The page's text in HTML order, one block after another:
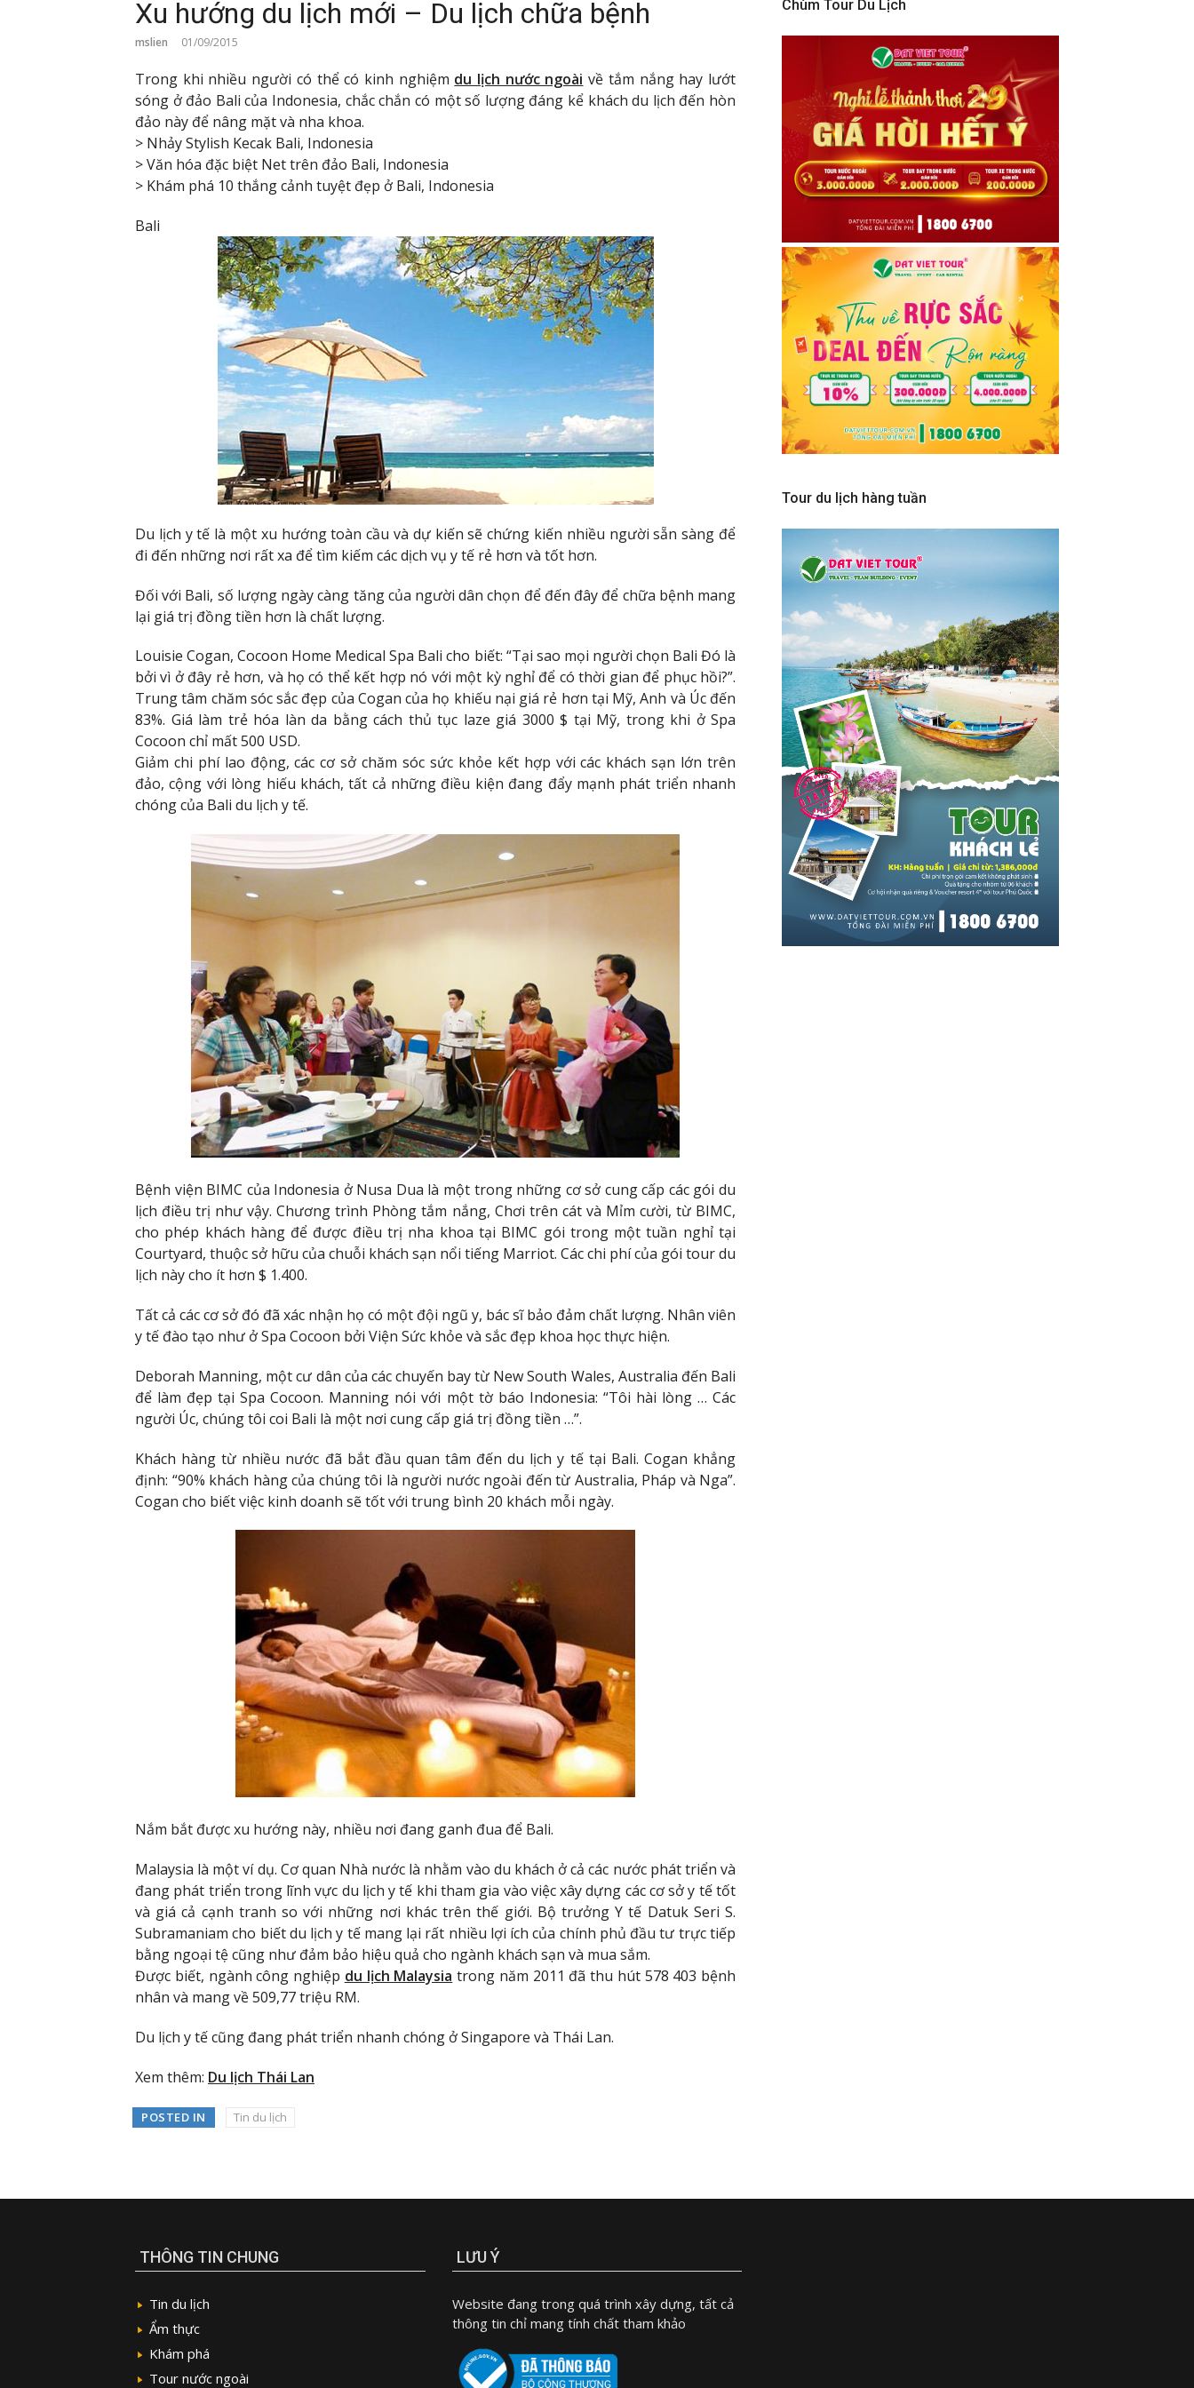
Xu hướng du lịch mới – Du lịch chữa bệnh
mslien 01/09/2015
Trong khi nhiều người có thể có kinh nghiệm du lịch nước ngoài về tắm nắng hay lướt
sóng ở đảo Bali của Indonesia, chắc chắn có một số lượng đáng kể khách du lịch đến hòn
đảo này để nâng mặt và nha khoa.
> Nhảy Stylish Kecak Bali, Indonesia
> Văn hóa đặc biệt Net trên đảo Bali, Indonesia
> Khám phá 10 thắng cảnh tuyệt đẹp ở Bali, Indonesia
Bali
Du lịch y tế là một xu hướng toàn cầu và dự kiến ​​sẽ chứng kiến ​​nhiều người sẵn sàng để
đi đến những nơi rất xa để tìm kiếm các dịch vụ y tế rẻ hơn và tốt hơn.
Đối với Bali, số lượng ngày càng tăng của người dân chọn để đến đây để chữa bệnh mang
lại giá trị đồng tiền hơn là chất lượng.
Louisie Cogan, Cocoon Home Medical Spa Bali cho biết: “Tại sao mọi người chọn Bali Đó là
bởi vì ở đây rẻ hơn, và họ có thể kết hợp nó với một kỳ nghỉ để có thời gian để phục hồi?”.
Trung tâm chăm sóc sắc đẹp của Cogan của họ khiếu nại giá rẻ hơn tại Mỹ, Anh và Úc đến
83%. Giá làm trẻ hóa làn da bằng cách thủ tục laze giá 3000 $ tại Mỹ, trong khi ở Spa
Cocoon chỉ mất 500 USD.
Giảm chi phí lao động, các cơ sở chăm sóc sức khỏe kết hợp với các khách sạn lớn trên
đảo, cộng với lòng hiếu khách, tất cả những điều kiện đang đẩy mạnh phát triển nhanh
chóng của Bali du lịch y tế.
Bệnh viện BIMC của Indonesia ở Nusa Dua là một trong những cơ sở cung cấp các gói du
lịch điều trị như vậy. Chương trình Phòng tắm nắng, Chơi trên cát và Mỉm cười, từ BIMC,
cho phép khách hàng để được điều trị nha khoa tại BIMC gói trong một tuần nghỉ tại
Courtyard, thuộc sở hữu của chuỗi khách sạn nổi tiếng Marriot. Các chi phí của gói tour du
lịch này cho ít hơn $ 1.400.
Tất cả các cơ sở đó đã xác nhận họ có một đội ngũ y, bác sĩ bảo đảm chất lượng. Nhân viên
y tế đào tạo như ở Spa Cocoon bởi Viện Sức khỏe và sắc đẹp khoa học thực hiện.
Deborah Manning, một cư dân của các chuyến bay từ New South Wales, Australia đến Bali
để làm đẹp tại Spa Cocoon. Manning nói với một tờ báo Indonesia: “Tôi hài lòng … Các
người Úc, chúng tôi coi Bali là một nơi cung cấp giá trị đồng tiền …”.
Khách hàng từ nhiều nước đã bắt đầu quan tâm đến du lịch y tế tại Bali. Cogan khẳng
định: “90% khách hàng của chúng tôi là người nước ngoài đến từ Australia, Pháp và Nga”.
Cogan cho biết việc kinh doanh sẽ tốt với trung bình 20 khách mỗi ngày.
Nắm bắt được xu hướng này, nhiều nơi đang ganh đua để Bali.
Malaysia là một ví dụ. Cơ quan Nhà nước là nhằm vào du khách ở cả các nước phát triển và
đang phát triển trong lĩnh vực du lịch y tế khi tham gia vào việc xây dựng các cơ sở y tế tốt
và giá cả cạnh tranh so với những nơi khác trên thế giới. Bộ trưởng Y tế Datuk Seri S.
Subramaniam cho biết du lịch y tế mang lại rất nhiều lợi ích của chính phủ đầu tư trực tiếp
bằng ngoại tệ cũng như đảm bảo hiệu quả cho ngành khách sạn và mua sắm.
Được biết, ngành công nghiệp du lịch Malaysia trong năm 2011 đã thu hút 578 403 bệnh
nhân và mang về 509,77 triệu RM.
Du lịch y tế cũng đang phát triển nhanh chóng ở Singapore và Thái Lan.
Xem thêm: Du lịch Thái Lan
POSTED IN Tin du lịch
Chùm Tour Du Lịch
Tour du lịch hàng tuần
THÔNG TIN CHUNG
Tin du lịch
Ẩm thực
Khám phá
Tour nước ngoài
LƯU Ý
Website đang trong quá trình xây dựng, tất cả
thông tin chỉ mang tính chất tham khảo